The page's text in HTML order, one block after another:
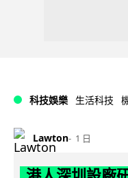
科技娛樂 生活科技
Lawton 1 日